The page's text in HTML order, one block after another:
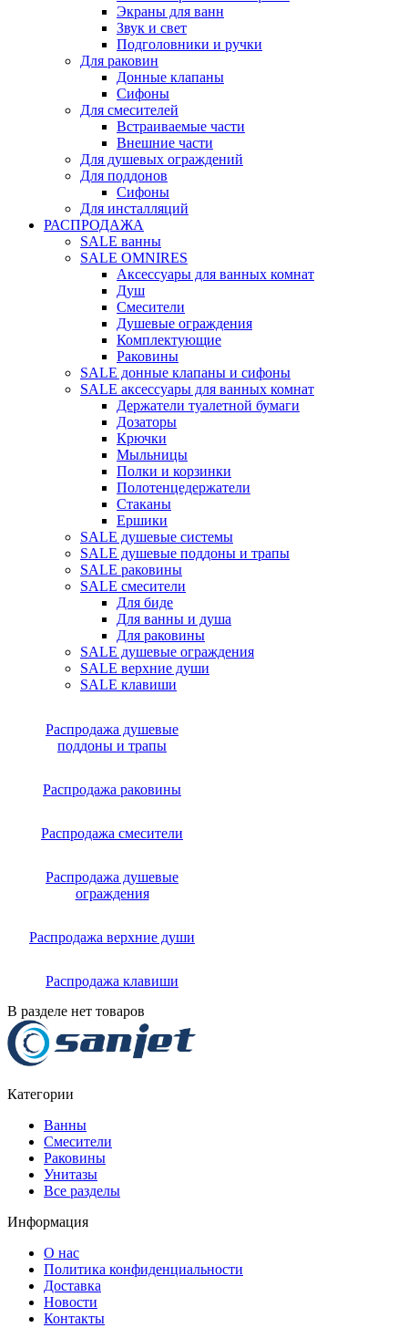
Экраны для ванн
Звук и свет
Подголовники и ручки
Для раковин
Донные клапаны
Сифоны
Для смесителей
Встраиваемые части
Внешние части
Для душевых ограждений
Для поддонов
Сифоны
Для инсталляций
РАСПРОДАЖА
SALE ванны
SALE OMNIRES
Аксессуары для ванных комнат
Душ
Смесители
Душевые ограждения
Комплектующие
Раковины
SALE донные клапаны и сифоны
SALE аксессуары для ванных комнат
Держатели туалетной бумаги
Дозаторы
Крючки
Мыльницы
Полки и корзинки
Полотенцедержатели
Стаканы
Ершики
SALE душевые системы
SALE душевые поддоны и трапы
SALE раковины
SALE смесители
Для биде
Для ванны и душа
Для раковины
SALE душевые ограждения
SALE верхние души
SALE клавиши
Распродажа душевые
поддоны и трапы
Распродажа раковины
Распродажа смесители
Распродажа душевые
ограждения
Распродажа верхние души
Распродажа клавиши
В разделе нет товаров
Категории
Ванны
Смесители
Раковины
Унитазы
Все разделы
Информация
О нас
Политика конфиденциальности
Доставка
Новости
Контакты